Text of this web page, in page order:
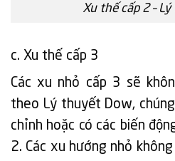
Xu thế cấp 2 –
c. Xu thế cấp 3
Các xu nhỏ cấp 3 sẽ
theo Lý thuyết Dow,
chỉnh hoặc có các biến
2. Các xu hướng nhỏ